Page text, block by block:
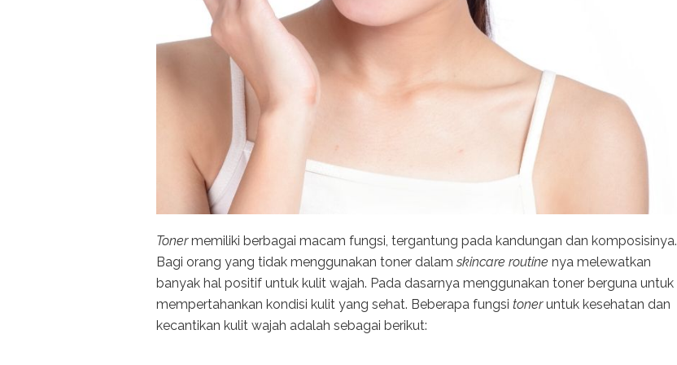
Tonermemiliki berbagai macam fungsi, tergantung pada kandungan dan komposisinya.
Bagi orang yang tidak menggunakan toner dalam skincare routine nya melewatkan
banyak hal positif untuk kulit wajah. Pada dasarnya menggunakan toner berguna untuk
mempertahankan kondisi kulit yang sehat. Beberapa fungsi toneruntuk kesehatan dan
kecantikan kulit wajah adalah sebagai berikut: